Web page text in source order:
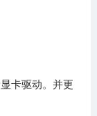
卡驱动。并更